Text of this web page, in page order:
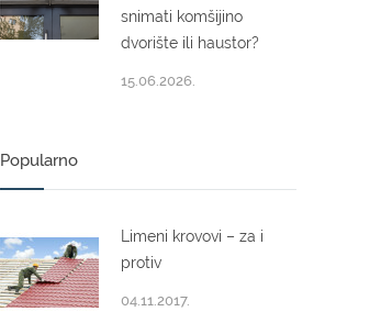
snimati komšijino
dvorište ili haustor?
15.06.2026.
Popularno
Limeni krovovi – za i
protiv
04.11.2017.